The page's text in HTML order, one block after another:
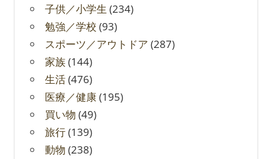
子供／小学生 (234)
勉強／学校 (93)
スポーツ／アウトドア (287)
家族(144)
生活(476)
医療／健康(195)
買い物 (49)
旅行(139)
動物 (238)